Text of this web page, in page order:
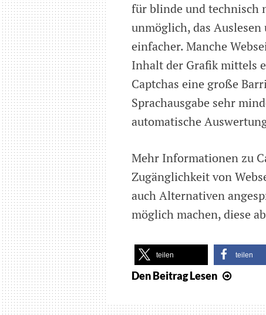
für blinde und technisch
unmöglich, das
einfacher. Manche
Inhalt der Grafik mittels
Captchas eine große
Sprachausgabe sehr
automatische
Mehr Informationen zu
Zugänglichkeit von
auch Alternativen
möglich machen, diese
teilen teilen
Den BeitragLesen
die